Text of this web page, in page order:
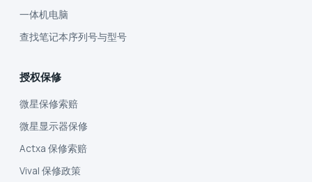
一体机电脑
查找笔记本序列号与型号
授权保修
微星保修索赔
微星显示器保修
Actxa 保修索赔
Vival 保修政策